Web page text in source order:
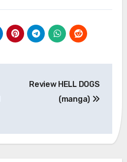
Review HELL DOGS
(manga)